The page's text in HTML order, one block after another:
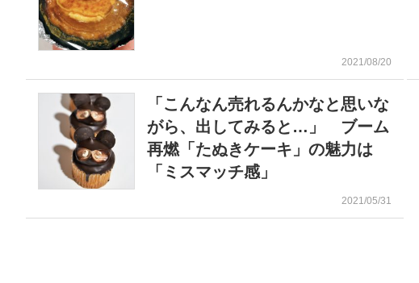
2021/08/20
「こんなん売れるんかなと思いな
がら、出してみると…」 ブーム
再燃「たぬきケーキ」の魅力は
「ミスマッチ感」
2021/05/31